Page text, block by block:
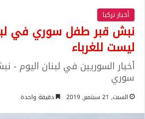
أخبار تركيا
نبش قبر طفل سوري في
ليست للغرباء
أخبار السوريين في لبنان اليوم -
سوري
السبت, 21 سبتمبر, 2019 دقيقة واحدة